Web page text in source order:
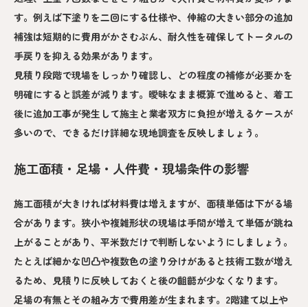
す。例えば下塗りを二回にする仕様や、伸縮の大きい部分の追加
補強は短期的に費用がかさむぶん、耐久性を確保してトータルの
手戻りを抑える効果があります。
見積り段階で現場をしっかり確認し、どの程度の補修が必要かを
明確にすると誤差が減ります。曖昧なまま概算で進めると、着工
後に追加工事が発生して施主と業者双方に負担が増えるケースが
多いので、できるだけ詳細な現地調査を反映しましょう。
施工面積・足場・人件費・現場条件の影響
施工面積が大きければ材料費は増えますが、面積単価は下がる場
合があります。狭小や複雑形状の現場は手間が増えて単価が跳ね
上がることがあり、平米数だけで判断しないようにしましょう。
たとえば細かな凹凸や複数色の塗り分けがあると技術工数が増え
るため、見積りに反映しておくと後の齟齬が少なくなります。
足場の有無とその組み方で費用差が生まれます。2階建て以上や